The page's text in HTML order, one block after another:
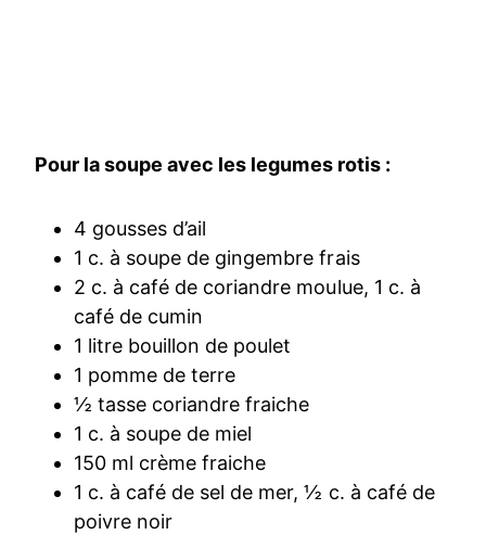
Pour la soupe avec les legumes rotis :
4 gousses d’ail
1 c. à soupe de gingembre frais
2 c. à café de coriandre moulue, 1 c. à
café de cumin
1 litre bouillon de poulet
1 pomme de terre
½ tasse coriandre fraiche
1 c. à soupe de miel
150 ml crème fraiche
1 c. à café de sel de mer, ½ c. à café de
poivre noir